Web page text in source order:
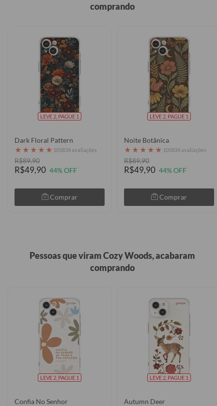
comprando
LEVE 2, PAGUE 1
Dark Floral Pattern
★ ★ ★ ★ ★ 105834 avaliações
R$89,90
R$49,90 44% OFF
Comprar
LEVE 2, PAGUE 1
Noite Botânica
★ ★ ★ ★ ★ 105834 avaliações
R$89,90
R$49,90 44% OFF
Comprar
Pessoas que viram Cozy Woods, acabaram
comprando
LEVE 2, PAGUE 1
Confia No Senhor
LEVE 2, PAGUE 1
Autumn Deer